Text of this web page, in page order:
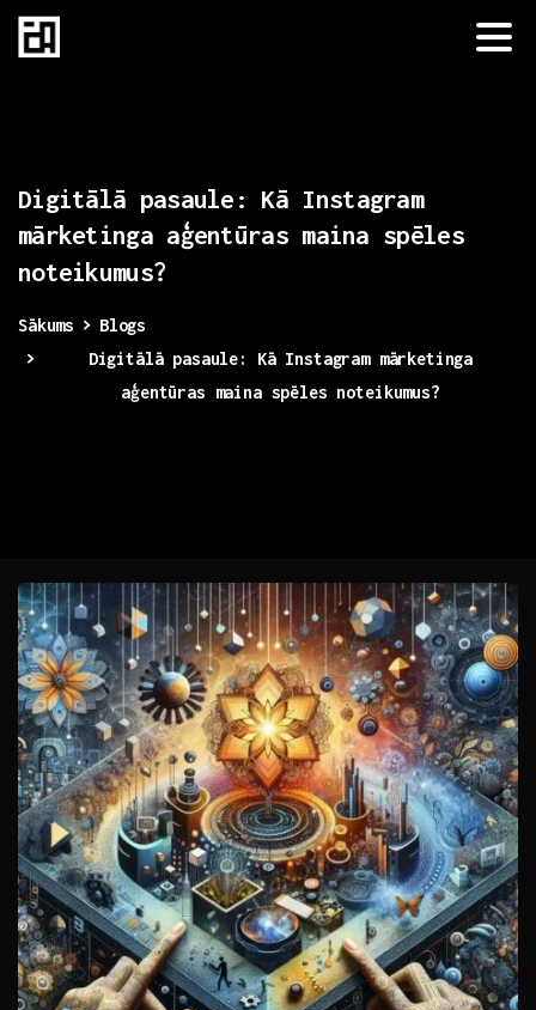
Digitālā pasaule: Kā Instagram
mārketinga aģentūras maina spēles
noteikumus?
Sākums
Blogs
Digitālā pasaule: Kā Instagram mārketinga
aģentūras maina spēles noteikumus?